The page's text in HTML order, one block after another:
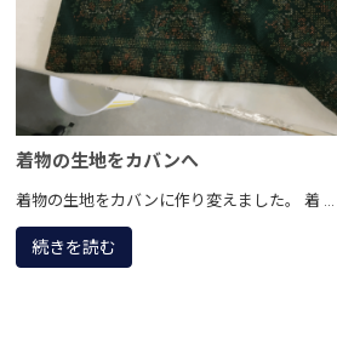
着物の生地をカバンへ
着物の生地をカバンに作り変えました。 着 ...
続きを読む